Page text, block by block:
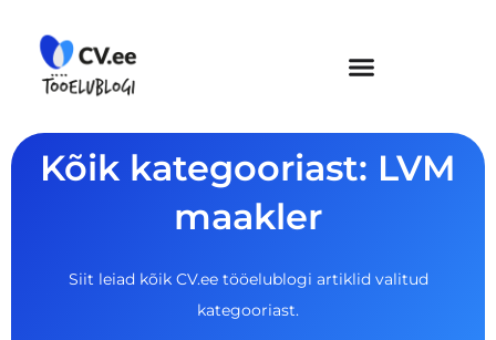
content
Kõik kategooriast: LVM
maakler
Siit leiad kõik CV.ee tööelublogi artiklid valitud
kategooriast.